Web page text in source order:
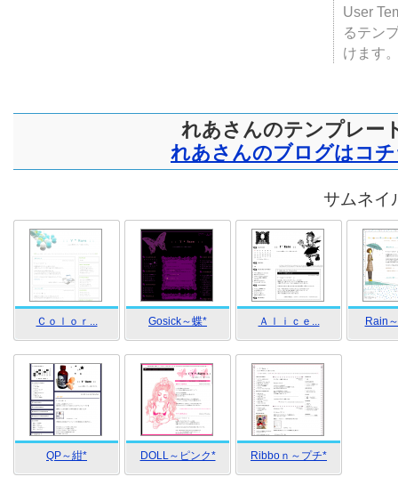
User
るテン
けます
れあさんのテンプレー
れあさんのブログはコ
サムネイ
Ｃｏｌｏｒ... Gosick～蝶* Ａｌｉｃｅ... Rain
QP～紺* DOLL～ピンク* Ribboｎ～プチ*